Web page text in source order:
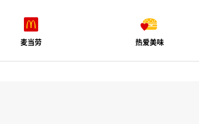
麦当劳 热爱美味